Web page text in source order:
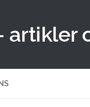
artikler